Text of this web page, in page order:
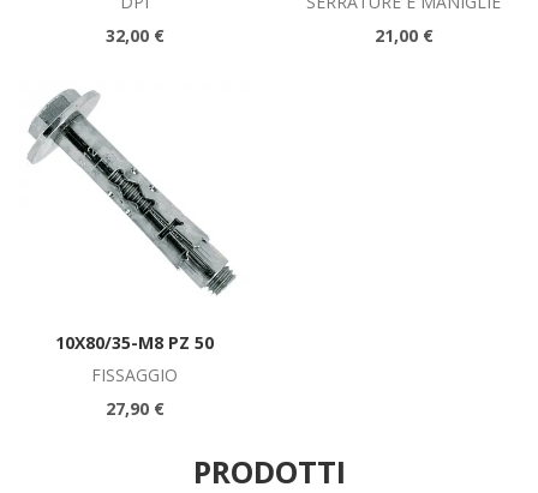
32,00 €
21,00 €
10X80/35-M8 PZ 50
FISSAGGIO
27,90 €
PRODOTTI